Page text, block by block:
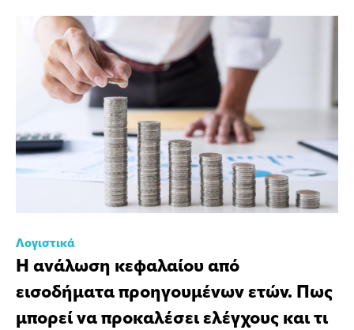
Λογιστικά
Η ανάλωση κεφαλαίου από
εισοδήματα προηγουμένων ετών. Πως
μπορεί να προκαλέσει ελέγχους και τι